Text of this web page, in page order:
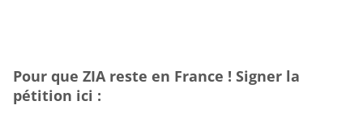
Pour que ZIA reste en France ! Signer la
pétition ici :